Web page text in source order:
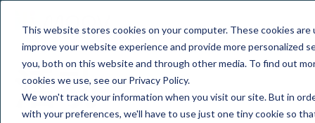
This website stores cookies on your computer. These cookies are
improve your website experience and provide more personalized
you, both on this website and through other media. To find out
cookies we use, see our Privacy Policy.
We won't track your information when you visit our site. But in
with your preferences, we'll have to use just one tiny cookie so
Sell
活动